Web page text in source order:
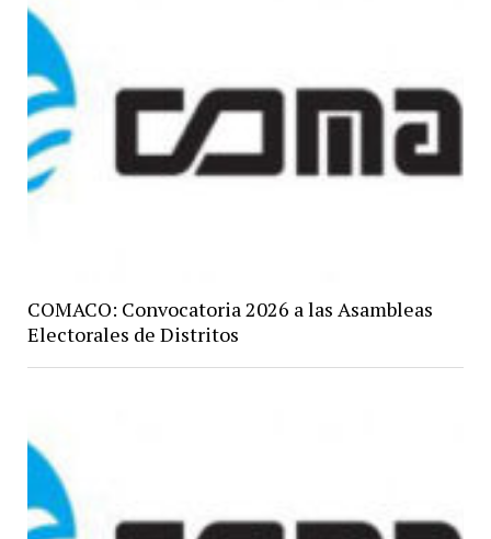
COMACO: Convocatoria 2026 a las Asambleas
Electorales de Distritos